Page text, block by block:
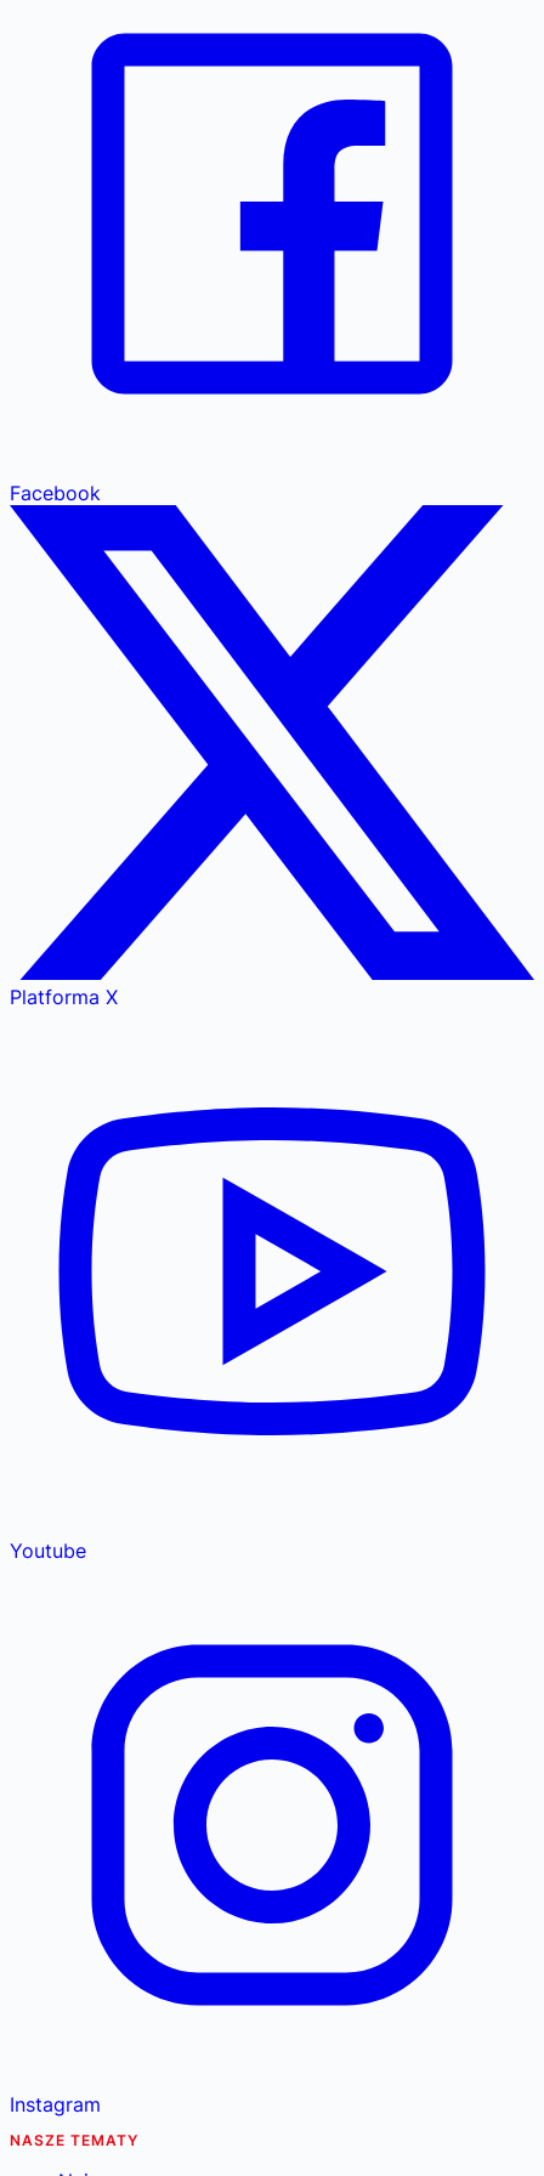
Facebook
Platforma X
Youtube
Instagram
NASZE TEMATY